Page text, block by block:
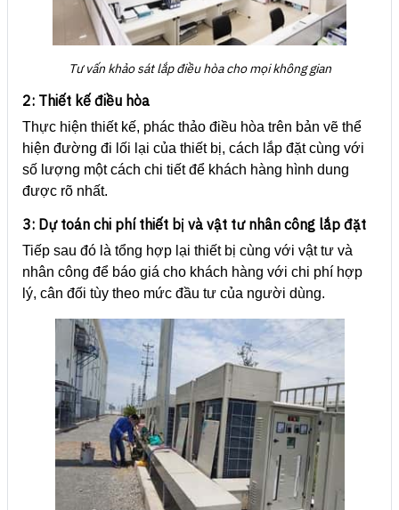
Tư vấn khảo sát lắp điều hòa cho mọi không gian
2: Thiết kế điều hòa
Thực hiện thiết kế, phác thảo điều hòa trên bản vẽ thể
hiện đường đi lối lại của thiết bị, cách lắp đặt cùng với
số lượng một cách chi tiết để khách hàng hình dung
được rõ nhất.
3: Dự toán chi phí thiết bị và vật tư nhân công lắp đặt
Tiếp sau đó là tổng hợp lại thiết bị cùng với vật tư và
nhân công để báo giá cho khách hàng với chi phí hợp
lý, cân đối tùy theo mức đầu tư của người dùng.